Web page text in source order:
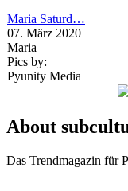
Maria Saturd…
07. März 2020
Maria
Pics by:
Pyunity Media
About
Das Trendmagazin für